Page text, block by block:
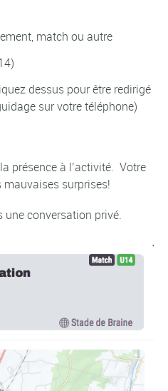
match ou autre
dessus pour être redirigé
sur votre téléphone)
présence à l’activité. Votre
mauvaises surprises!
une conversation privé.